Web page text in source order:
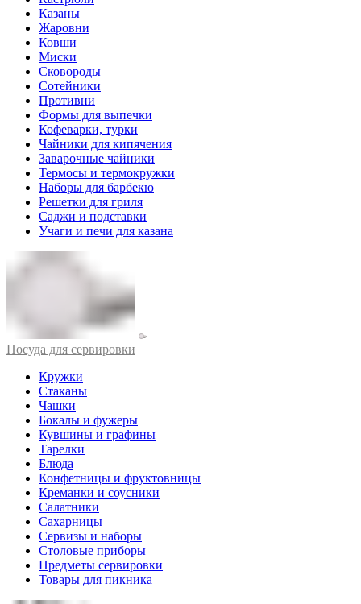
Казаны
Жаровни
Ковши
Миски
Сковороды
Сотейники
Противни
Формы для выпечки
Кофеварки, турки
Чайники для кипячения
Заварочные чайники
Термосы и термокружки
Наборы для барбекю
Решетки для гриля
Саджи и подставки
Учаги и печи для казана
Посуда для сервировки
Кружки
Стаканы
Чашки
Бокалы и фужеры
Кувшины и графины
Тарелки
Блюда
Конфетницы и фруктовницы
Креманки и соусники
Салатники
Сахарницы
Сервизы и наборы
Столовые приборы
Предметы сервировки
Товары для пикника